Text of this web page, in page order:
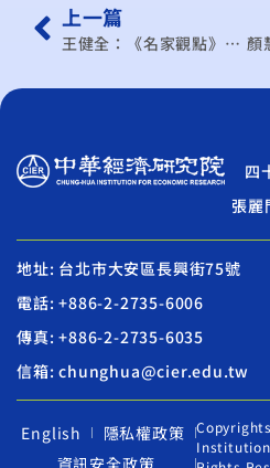
上一篇
王健全：《名家觀點》熱錢撤離對台灣的影響
四
張麗
地址: 台北市大安區長興街75號
電話: +886-2-2735-6006
傳真: +886-2-2735-6035
信箱: chunghua@cier.edu.tw
English
隱私權政策
資訊安全政策
Institution